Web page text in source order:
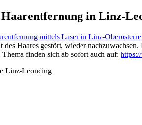
in Linz-
mittels Laser in Linz-
des Haares gestört, wieder
finden sich ab sofort auch auf:
Linz-Leonding